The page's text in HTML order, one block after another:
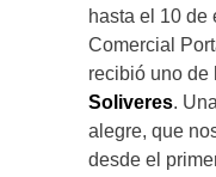
hasta el 10 de
Comercial
recibió uno de
Soliveres.
alegre, que
desde el